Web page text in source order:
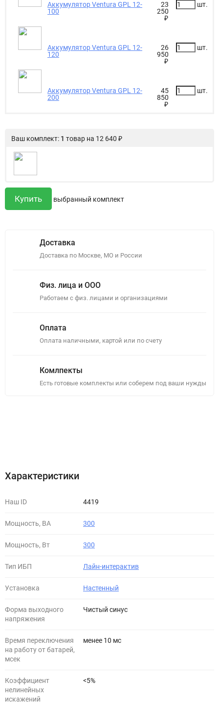
Аккумулятор Ventura GPL 12-
100
23
250
₽
шт.
Аккумулятор Ventura GPL 12-
120
26
950
₽
шт.
Аккумулятор Ventura GPL 12-
200
45
850
₽
шт.
Ваш комплект: 1 товар на 12 640 ₽
выбранный комплект
Доставка
Доставка по Москве, МО и России
Физ. лица и ООО
Работаем с физ. лицами и организациями
Оплата
Оплата наличными, картой или по счету
Комлпекты
Есть готовые комплекты или соберем под ваши нужды
Характеристики
Наш ID 4419
Мощность, ВА 300
Мощность, Вт 300
Тип ИБП Лайн-интерактив
Установка Настенный
Форма выходного
напряжения
Чистый синус
Время переключения
на работу от батарей,
мсек
менее 10 мс
Коэффициент
нелинейных
искажений
<5%